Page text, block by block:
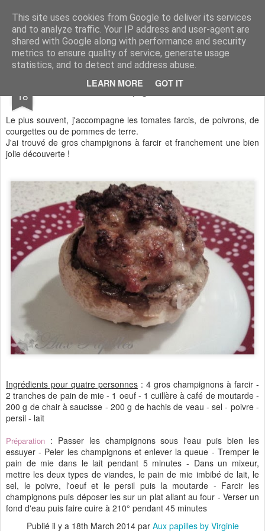
This site uses cookies from Google to deliver its services
and to analyze traffic. Your IP address and user-agent are
shared with Google along with performance and security
metrics to ensure quality of service, generate usage
statistics, and to detect and address abuse.
LEARN MORE GOT IT
Aux papilles by Virginie
18 Champignon farci
Le plus souvent, j'accompagne les tomates farcis, de poivrons, de
courgettes ou de pommes de terre.
J'ai trouvé de gros champignons à farcir et franchement une bien
jolie découverte !
Ingrédients pour quatre personnes : 4 gros champignons à farcir -
2 tranches de pain de mie - 1 oeuf - 1 cuillère à café de moutarde -
200 g de chair à saucisse - 200 g de hachis de veau - sel - poivre -
persil - lait
Préparation : Passer les champignons sous l'eau puis bien les
essuyer - Peler les champignons et enlever la queue - Tremper le
pain de mie dans le lait pendant 5 minutes - Dans un mixeur,
mettre les deux types de viandes, le pain de mie imbibé de lait, le
sel, le poivre, l'oeuf et le persil puis la moutarde - Farcir les
champignons puis déposer les sur un plat allant au four - Verser un
fond d'eau puis faire cuire à 210° pendant 45 minutes
Publié il y a 18th March 2014par Aux papilles by Virginie